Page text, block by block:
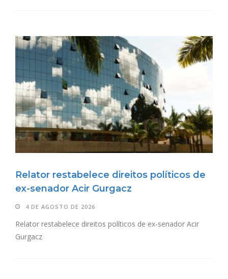
Relator restabelece direitos políticos de
ex-senador Acir Gurgacz
4 DE AGOSTO DE 2026
Relator restabelece direitos políticos de ex-senador Acir
Gurgacz